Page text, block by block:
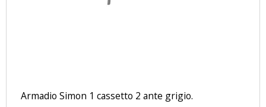
Armadio Simon 1 cassetto 2 ante grigio.